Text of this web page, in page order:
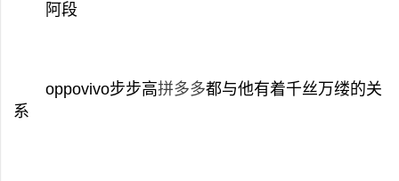
阿段
oppovivo步步高拼多多都与他有着千丝万缕的关
系